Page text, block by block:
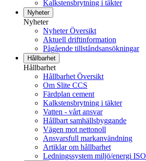
Kalkstensbrytning i täkter
Nyheter
Nyheter
Nyheter Översikt
Aktuell driftinformation
Pågående tillståndsansökningar
Hållbarhet
Hållbarhet
Hållbarhet Översikt
Om Slite CCS
Färdplan cement
Kalkstensbrytning i täkter
Vatten - vårt ansvar
Hållbart samhällsbyggande
Vägen mot nettonoll
Ansvarsfull markanvändning
Artiklar om hållbarhet
Ledningssystem miljö/energi